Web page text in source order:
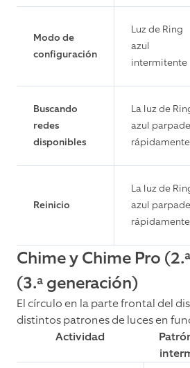
Modo de
configuración
Luz de Ring
azul
intermitente
Buscando
redes
disponibles
La luz de
azul
Reinicio
La luz de
azul
Chime y Chime Pro
(3.ª generación)
El círculo en la parte frontal del
distintos patrones de luces en
Actividad